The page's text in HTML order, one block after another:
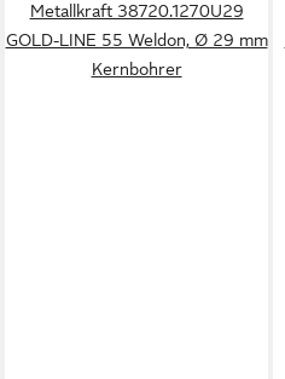
Metallkraft 38720.1270U29
GOLD-LINE 55 Weldon, Ø 29 mm
Kernbohrer